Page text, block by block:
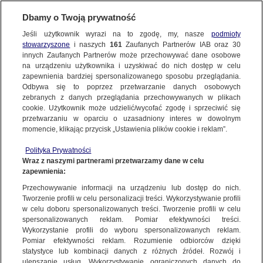
FAKTY | ZOBACZ FAKTY
Żyją z ciągłym bólem. Lekarze pokazali, jak mogą pomóc pacjentom
NAJNOWSZE
ZOBACZ FAKTY
FAKTY PO FAKTACH
FAKTY O ŚWIECIE
WIĘCEJ
KANAŁY
Dzień dobry!
Jedno konto do wszystkich usług
Dbamy o Twoją prywatność
Jeśli użytkownik wyrazi na to zgodę, my, nasze podmioty
stowarzyszone i naszych 161Zaufanych Partnerów IAB oraz 30
innych Zaufanych Partnerów może przechowywać dane osobowe
na urządzeniu użytkownika i uzyskiwać do nich dostęp w celu
zapewnienia bardziej spersonalizowanego sposobu przeglądania.
Odbywa się to poprzez przetwarzanie danych osobowych
zebranych z danych przeglądania przechowywanych w plikach
cookie. Użytkownik może udzielić/wycofać zgodę i sprzeciwić się
przetwarzaniu w oparciu o uzasadniony interes w dowolnym
momencie, klikając przycisk „Ustawienia plików cookie i reklam”.
Polityka Prywatności
Wraz z naszymi partnerami przetwarzamy dane w celu
zapewnienia:
Przechowywanie informacji na urządzeniu lub dostęp do nich.
Tworzenie profili w celu personalizacji treści. Wykorzystywanie profili
w celu doboru spersonalizowanych treści. Tworzenie profili w celu
spersonalizowanych reklam. Pomiar efektywności treści.
Wykorzystanie profili do wyboru spersonalizowanych reklam.
Pomiar efektywności reklam. Rozumienie odbiorców dzięki
statystyce lub kombinacji danych z różnych źródeł. Rozwój i